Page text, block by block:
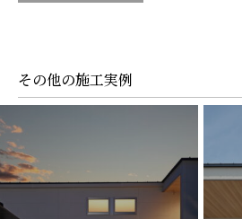
その他の施工実例